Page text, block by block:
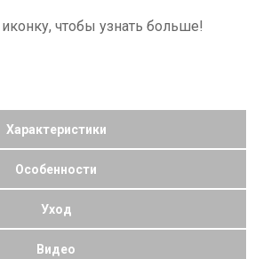
чтобы узнать больше!
Характеристики
Особенности
Уход
Видео